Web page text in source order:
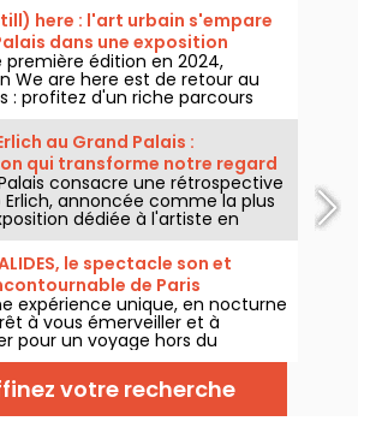
here : l'art urbain s'empare
dans une exposition
été
première édition en 2024,
We are here est de retour au
: profitez d'un riche parcours
en plein cœur du musée des
L'exposition est visible
du 20 juin au 20 septembre
au Grand Palais :
qui transforme notre regard
- nos photos
consacre une rétrospective
Erlich, annoncée comme la plus
dédiée à l'artiste en
vous du 2 juin au 6
2026 pour découvrir l'univers
Leandro Erlich, connu pour ses
qui brouillent nos repères et
dans l'espace public.
le spectacle son et
de Paris
expérience unique, en nocturne
à vous émerveiller et à
pour un voyage hors du
un lieu mythique du patrimoine
AURA INVALIDES, un
son et lumière, pour découvrir
Dôme des Invalides, à la tombée
votre recherche